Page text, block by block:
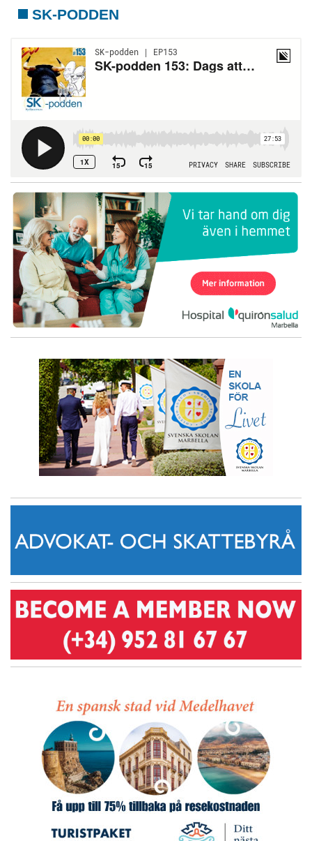
SK-PODDEN